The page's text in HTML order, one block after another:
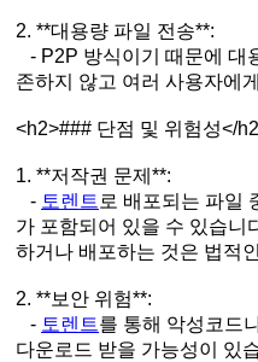
2. **대용량 파일 전송**:
- P2P 방식이기 때문에 대
존하지 않고 여러 사용자에
<h2>### 단점 및 위험성</
1. **저작권 문제**:
- 토렌트 로 배포되는 파일
가 포함되어 있을 수 있습니
하거나 배포하는 것은 법적
2. **보안 위험**:
- 토렌트를 통해 악성코드
다운로드 받을 가능성이 있